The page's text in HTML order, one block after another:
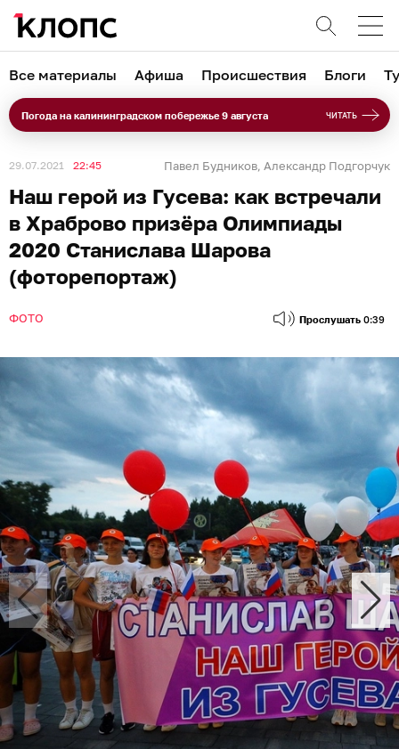
Все материалы Афиша Происшествия Блоги
Погода на калининградском побережье 9 августа ЧИТАТЬ
29.07.2021 22:45 Павел Будников, Александр Подгорчук
Наш герой из Гусева: как встречали
в Храброво призёра Олимпиады
2020 Станислава Шарова
(фоторепортаж)
ФОТО Прослушать 0:39